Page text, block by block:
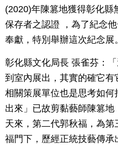
(2020)年陳篡地獲得彰化縣
保存者之認證 ，為了紀念
奉獻，特別舉辦這次紀念展。
彰化縣文化局長 張雀芬：
到室內展出，其實的確它
相關策展單位也是思考如
出來」已故剪黏藝師陳篡
天來，第二代郭秋福，為
福門下，歷經正統技藝傳